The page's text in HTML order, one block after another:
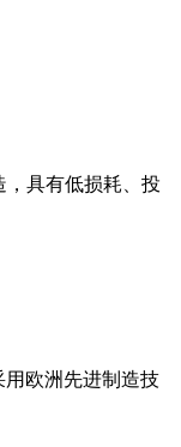
具有低损耗、投
欧洲先进制造技